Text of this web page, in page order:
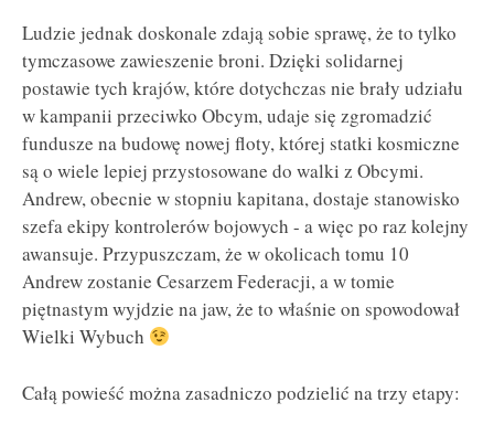
Ludzie jednak doskonale zdają sobie sprawę, że to tylko
tymczasowe zawieszenie broni. Dzięki solidarnej
postawie tych krajów, które dotychczas nie brały udziału
w kampanii przeciwko Obcym, udaje się zgromadzić
fundusze na budowę nowej floty, której statki kosmiczne
są o wiele lepiej przystosowane do walki z Obcymi.
Andrew, obecnie w stopniu kapitana, dostaje stanowisko
szefa ekipy kontrolerów bojowych - a więc po raz kolejny
awansuje. Przypuszczam, że w okolicach tomu 10
Andrew zostanie Cesarzem Federacji, a w tomie
piętnastym wyjdzie na jaw, że to właśnie on spowodował
Wielki Wybuch
Całą powieść można zasadniczo podzielić na trzy etapy: